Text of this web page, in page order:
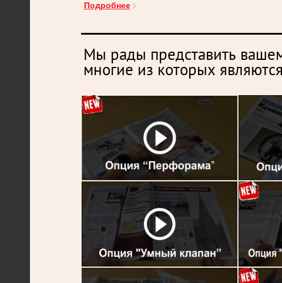
Подробнее
Мы рады представить
многие из которых